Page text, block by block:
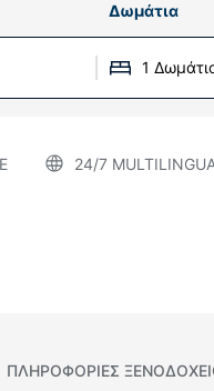
Δωμάτια
1
24/7
ΠΛΗΡΟΦΟΡΊΕΣ